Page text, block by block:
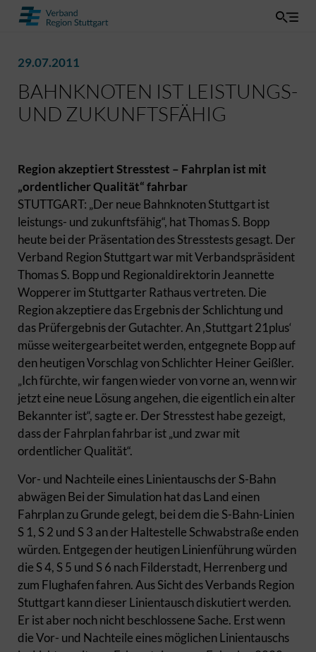
29.07.2011
BAHNKNOTEN IST LEISTUNGS-
UND ZUKUNFTSFÄHIG
Region akzeptiert Stresstest – Fahrplan ist mit
„ordentlicher Qualität“ fahrbar
STUTTGART: „Der neue Bahnknoten Stuttgart ist
leistungs- und zukunftsfähig“, hat Thomas S. Bopp
heute bei der Präsentation des Stresstests gesagt. Der
Verband Region Stuttgart war mit Verbandspräsident
Thomas S. Bopp und Regionaldirektorin Jeannette
Wopperer im Stuttgarter Rathaus vertreten. Die
Region akzeptiere das Ergebnis der Schlichtung und
das Prüfergebnis der Gutachter. An ‚Stuttgart 21plus‘
müsse weitergearbeitet werden, entgegnete Bopp auf
den heutigen Vorschlag von Schlichter Heiner Geißler.
„Ich fürchte, wir fangen wieder von vorne an, wenn wir
jetzt eine neue Lösung angehen, die eigentlich ein alter
Bekannter ist“, sagte er. Der Stresstest habe gezeigt,
dass der Fahrplan fahrbar ist „und zwar mit
ordentlicher Qualität“.
Vor- und Nachteile eines Linientauschs der S-Bahn
abwägen Bei der Simulation hat das Land einen
Fahrplan zu Grunde gelegt, bei dem die S-Bahn-Linien
S 1, S 2 und S 3 an der Haltestelle Schwabstraße enden
würden. Entgegen der heutigen Linienführung würden
die S 4, S 5 und S 6 nach Filderstadt, Herrenberg und
zum Flughafen fahren. Aus Sicht des Verbands Region
Stuttgart kann dieser Linientausch diskutiert werden.
Er ist aber noch nicht beschlossene Sache. Erst wenn
die Vor- und Nachteile eines möglichen Linientauschs